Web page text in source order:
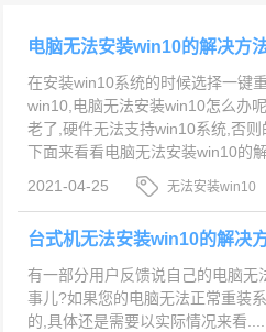
电脑无法安装win10的解决方
在安装win10系统的时候选择一键
win10,电脑无法安装win10怎么办
老了,硬件无法支持win10系统,否
下面来看看电脑无法安装win10的解
2021-04-25
无法安装win10
电脑无法安装win10
台式机无法安装win10的解决
有一部分用户反馈说自己的电脑无
事儿?如果您的电脑无法正常重装
的,具体还是需要以实际情况来看.....